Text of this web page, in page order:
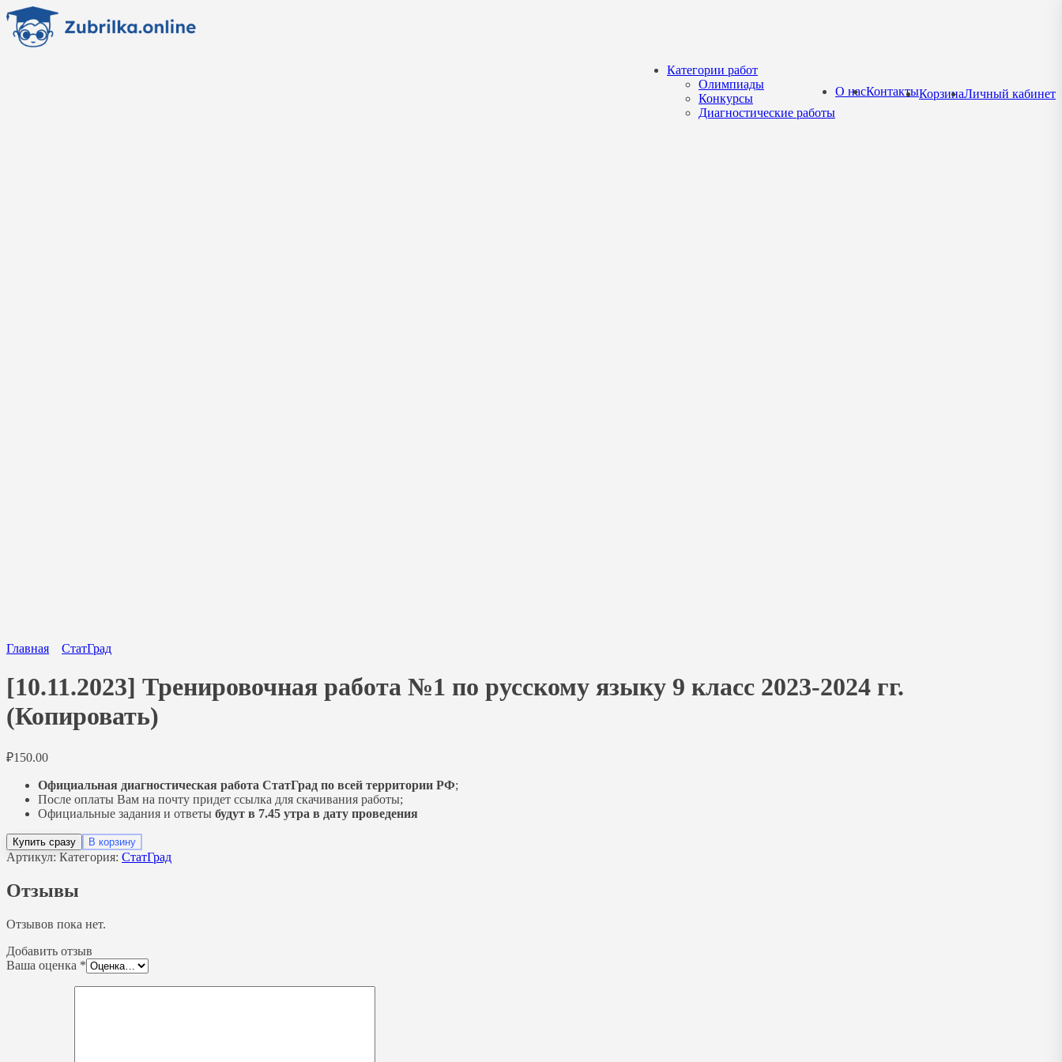
Перейти
содержанию
Категории работ
Олимпиады
Конкурсы
Диагностические работы
О насКонтактыКорзинаЛичный кабинет
Главная СтатГрад
[10.11.2023] Тренировочная работа №1 по русскому языку 9 класс 2023-2024 гг.
(Копировать)
₽150.00
Официальная диагностическая работа СтатГрад по всей территории РФ;
После оплаты Вам на почту придет ссылка для скачивания работы;
Официальные задания и ответы будут в 7.45 утра в дату проведения
Купить сразу В корзину
Артикул: Категория: СтатГрад
Отзывы
Отзывов пока нет.
Добавить отзыв
Ваша оценка *